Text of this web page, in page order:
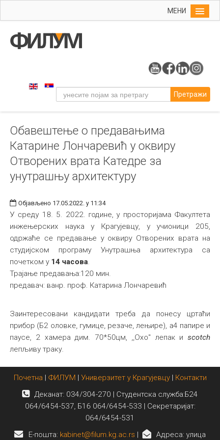
МЕНИ
Упис
Уметност
Музичка уметност
Примењена и ликовна уметност
Галерија
Издаваштво
Библиотека
Студенти
Претражи
Обавештење о предавањима
Катарине Лончаревић у оквиру
Отворених врата Катедре за
унутрашњу архитектуру
Објављено 17.05.2022. у 11:34
У среду 18. 5. 2022. године, у просторијама Факултета
инжењерских наука у Крагујевцу, у учионици 205,
одржаће се предавање у оквиру Отворених врата на
студијском програму Унутрашња архитектура са
почетком у 14 часова.
Трајање предавања:120 мин.
предавач: ванр. проф. Катарина Лончаревић
Заинтересовани кандидати треба да понесу цртаћи
прибор (Б2 оловке, гумице, резаче, лењире), а4 папире и
паусе, 2 хамера дим. 70*50цм, ,,Охо" лепак и scotch
лепљиву траку.
Почетна | ФИЛУМ | Универзитет у Крагујевцу| Контакти
Деканат: 034/304-270 | Студентска служба:Б24
064/6454-537, Б16 064/6454-533 | Секретаријат:
064/6454-531
E-пошта: kabinet@filum.kg.ac.rs | Адреса: улица